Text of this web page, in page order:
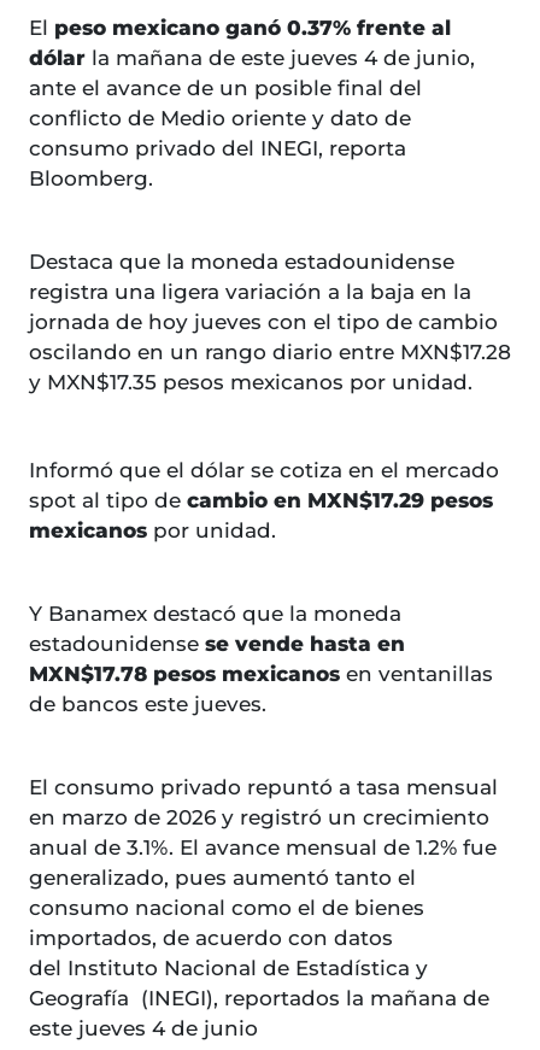
El peso mexicano ganó 0.37% frente al
dólar la mañana de este jueves 4 de junio,
ante el avance de un posible final del
conflicto de Medio oriente y dato de
consumo privado del INEGI, reporta
Bloomberg.
Destaca que la moneda estadounidense
registra una ligera variación a la baja en la
jornada de hoy jueves con el tipo de cambio
oscilando en un rango diario entre MXN$17.28
y MXN$17.35 pesos mexicanos por unidad.
Informó que el dólar se cotiza en el mercado
spot al tipo de cambio en MXN$17.29 pesos
mexicanos por unidad.
Y Banamex destacó que la moneda
estadounidense se vende hasta en
MXN$17.78 pesos mexicanos en ventanillas
de bancos este jueves.
El consumo privado repuntó a tasa mensual
en marzo de 2026 y registró un crecimiento
anual de 3.1%. El avance mensual de 1.2% fue
generalizado, pues aumentó tanto el
consumo nacional como el de bienes
importados, de acuerdo con datos
del Instituto Nacional de Estadística y
Geografía (INEGI), reportados la mañana de
este jueves 4 de junio